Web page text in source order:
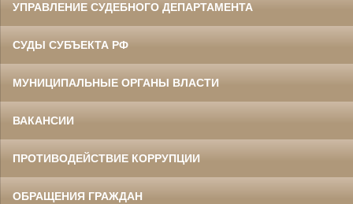
УПРАВЛЕНИЕ СУДЕБНОГО ДЕПАРТАМЕНТА
СУДЫ СУБЪЕКТА РФ
МУНИЦИПАЛЬНЫЕ ОРГАНЫ ВЛАСТИ
ВАКАНСИИ
ПРОТИВОДЕЙСТВИЕ КОРРУПЦИИ
ОБРАЩЕНИЯ ГРАЖДАН